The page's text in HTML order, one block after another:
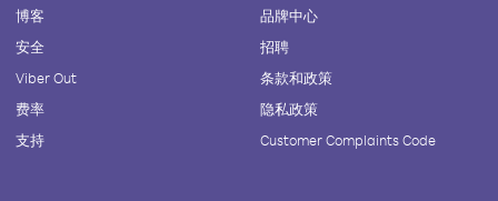
博客
安全
Viber Out
费率
支持
品牌中心
招聘
条款和政策
隐私政策
Customer Complaints Code